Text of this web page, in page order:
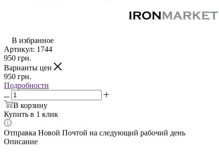
В избранное
Артикул: 1744
950 грн.
Варианты цен
950 грн.
Подробности
В корзину
Купить в 1 клик
Отправка Новой Почтой на следующий рабочий день
Описание